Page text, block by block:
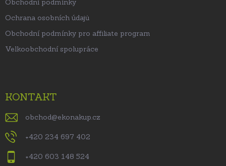
Obchodní podmínky
Ochrana osobních údajů
Obchodní podmínky pro affiliate program
Velkoobchodní spolupráce
KONTAKT
obchod@ekonakup.cz
+420 234 697 402
+420 603 148 524